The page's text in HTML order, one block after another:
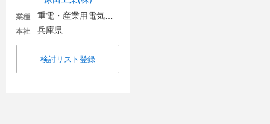
業種
本社 兵庫県
検討リスト登録